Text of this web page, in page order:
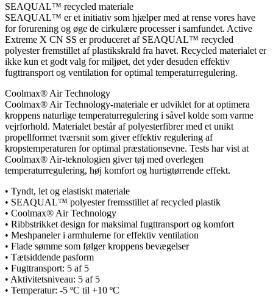
SEAQUAL™ recycled materiale
SEAQUAL™ er et initiativ som hjælper med at rense vores have
for forurening og øge de cirkulære processer i samfundet. Active
Extreme X CN SS er produceret af SEAQUAL™ recycled
polyester fremstillet af plastikskrald fra havet. Recycled materialet er
ikke kun et godt valg for miljøet, det yder desuden effektiv
fugttransport og ventilation for optimal temperaturregulering.
Coolmax® Air Technology
Coolmax® Air Technology-materiale er udviklet for at optimera
kroppens naturlige temperaturregulering i såvel kolde som varme
vejrforhold. Materialet består af polyesterfibrer med et unikt
propellformet tværsnit som giver effektiv regulering af
kropstemperaturen for optimal præstationsevne. Tests har vist at
Coolmax® Air-teknologien giver tøj med overlegen
temperaturregulering, høj komfort og hurtigtørrende effekt.
• Tyndt, let og elastiskt materiale
• SEAQUAL™ polyester fremsstillet af recycled plastik
• Coolmax® Air Technology
• Ribbstrikket design for maksimal fugttransport og komfort
• Meshpaneler i armhulerne for effektiv ventilation
• Flade sømme som følger kroppens bevægelser
• Tætsiddende pasform
• Fugttransport: 5 af 5
• Aktivitetsniveau: 5 af 5
• Temperatur: -5 ºC til +10 ºC